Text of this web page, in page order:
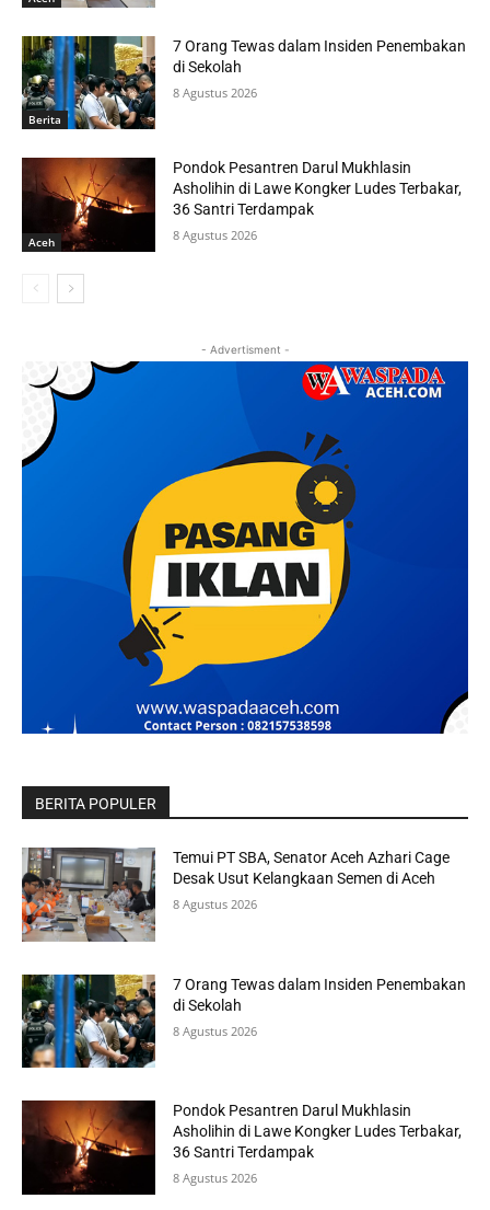
Berita
7 Orang Tewas dalam Insiden Penembakan
di Sekolah
8 Agustus 2026
Aceh
Pondok Pesantren Darul Mukhlasin
Asholihin di Lawe Kongker Ludes Terbakar,
36 Santri Terdampak
8 Agustus 2026
- Advertisment -
BERITA POPULER
Temui PT SBA, Senator Aceh Azhari Cage
Desak Usut Kelangkaan Semen di Aceh
8 Agustus 2026
7 Orang Tewas dalam Insiden Penembakan
di Sekolah
8 Agustus 2026
Pondok Pesantren Darul Mukhlasin
Asholihin di Lawe Kongker Ludes Terbakar,
36 Santri Terdampak
8 Agustus 2026